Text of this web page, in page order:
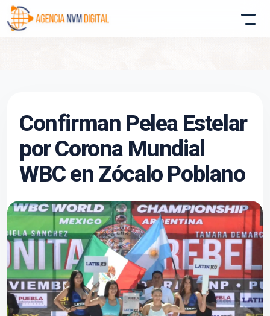
Confirman Pelea Estelar
por Corona Mundial
WBC en Zócalo Poblano
Asistente conectado